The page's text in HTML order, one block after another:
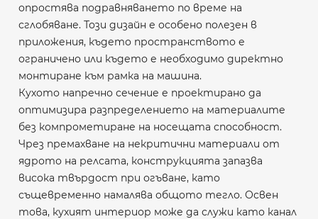
опростява подравняването по време на
сглобяване. Този дизайн е особено полезен в
приложения, където пространството е
ограничено или където е необходимо директно
монтиране към рамка на машина.
Кухото напречно сечение е проектирано да
оптимизира разпределението на материалите
без компрометиране на носещата способност.
Чрез премахване на некритични материали от
ядрото на релсата, конструкцията запазва
висока твърдост при огъване, като
същевременно намалява общото тегло. Освен
това, кухият интериор може да служи като канал